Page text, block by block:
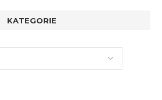
KATEGORIE